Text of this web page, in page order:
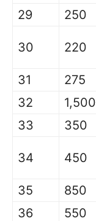
29
250
30 220
31
275
32
1,500
33
350
34 450
35
850
36
550